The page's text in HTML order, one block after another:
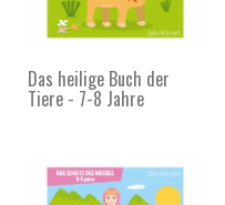
Das heilige Buch der
Tiere - 7-8 Jahre